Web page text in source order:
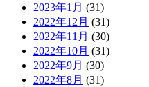
2023年1月 (31)
2022年12月 (31)
2022年11月 (30)
2022年10月 (31)
2022年9月 (30)
2022年8月 (31)